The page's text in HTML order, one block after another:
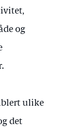
og
ulike
det